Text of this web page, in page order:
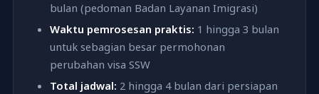
bulan (pedoman Badan Layanan Imigrasi)
Waktu pemrosesan praktis: 1 hingga 3 bulan
untuk sebagian besar permohonan
perubahan visa SSW
Total jadwal: 2 hingga 4 bulan dari persiapan